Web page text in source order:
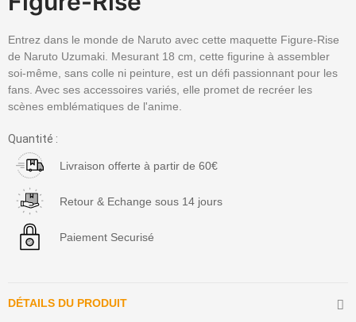
Entrez dans le monde de Naruto avec cette maquette Figure-Rise
de Naruto Uzumaki. Mesurant 18 cm, cette figurine à assembler
soi-même, sans colle ni peinture, est un défi passionnant pour les
fans. Avec ses accessoires variés, elle promet de recréer les
scènes emblématiques de l'anime.
Quantité :
Livraison offerte à partir de 60€
Retour & Echange sous 14 jours
Paiement Securisé
DÉTAILS DU PRODUIT